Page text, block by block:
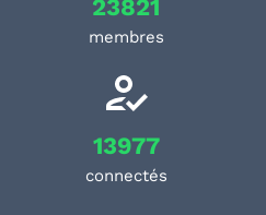
23821
membres
13977
connectés